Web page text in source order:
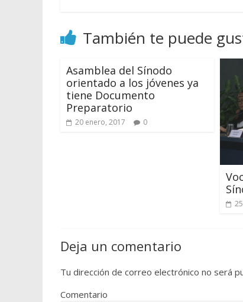
También te puede
Asamblea del Sínodo
orientado a los jóvenes ya
tiene Documento
Preparatorio
20 enero, 2017 0
Deja un comentario
Tu dirección de correo electrónico no será
Comentario